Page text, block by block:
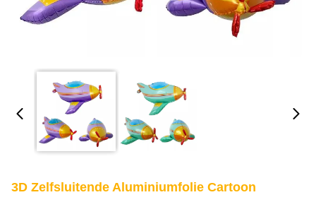
3D Zelfsluitende Aluminiumfolie Cartoon